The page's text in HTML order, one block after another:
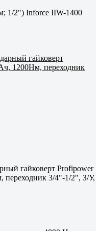
1/2") Inforce IIW-1400
гайковерт Profipower
3/4"-1/2", З/У,